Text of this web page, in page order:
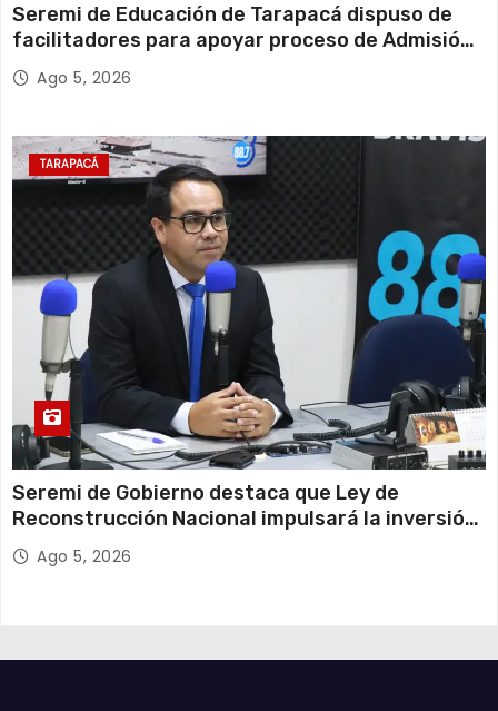
Seremi de Educación de Tarapacá dispuso de
facilitadores para apoyar proceso de Admisión
Escolar 2027
Ago 5, 2026
TARAPACÁ
Seremi de Gobierno destaca que Ley de
Reconstrucción Nacional impulsará la inversión
y el empleo en Tarapacá
Ago 5, 2026